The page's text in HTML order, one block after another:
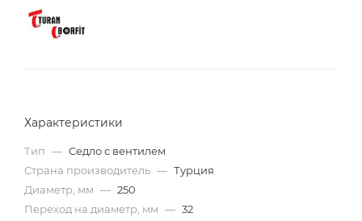
Характеристики
Тип — Cедло с вентилем
Страна производитель — Турция
Диаметр, мм — 250
Переход на диаметр, мм — 32